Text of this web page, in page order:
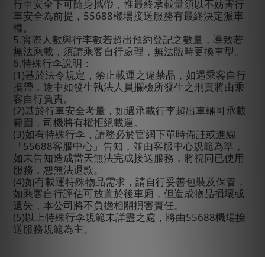
行車安全下可隨身攜帶，惟最終承載量須以不妨害行
車安全為前提， 55688機場接送服務有最終決定派車
權。
5.實際人數與行李數若超出預約登記之數量，導致若
無法乘載，須請乘客自行處理，無法臨時更換車型。
6.特殊行李說明：
(1)基於法令規定，禁止載運之違禁品，如遇乘客自行
攜帶，途中如發生執法人員攔檢所發生之刑責將由乘
客自行負責。
(2)基於行車安全考量，如遇承載行李超出車輛可承載
範圍，司機將有權拒絕載運。
(3)如有特殊行李，請務必於官網下單時備註或進線
「55688客服中心」告知，並由客服中心規範為準，
如未告知造成當天無法完成接送服務，將視同已使用
服務，恕無法退款。
(4)如有載運特殊物品需求，請自行妥善包裝及保管，
如乘客自行評估可放置於後車廂，但造成物品損壞或
遺失，本公司將不負擔相關損害責任。
(5)以上特殊行李規範未詳盡之處，將由55688機場接
送服務規範為主。